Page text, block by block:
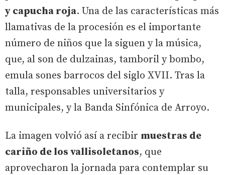
y capucha roja. Una de las características más
llamativas de la procesión es el importante
número de niños que la siguen y la música,
que, al son de dulzainas, tamboril y bombo,
emula sones barrocos del siglo XVII. Tras la
talla, responsables universitarios y
municipales, y la Banda Sinfónica de Arroyo.
La imagen volvió así a recibir muestras de
cariño de los vallisoletanos, que
aprovecharon la jornada para contemplar su